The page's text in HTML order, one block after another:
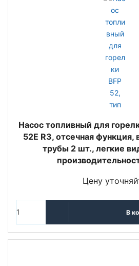
Насос топливный для
52E R3, отсечная
трубы 2 шт., легкие
Цену
В